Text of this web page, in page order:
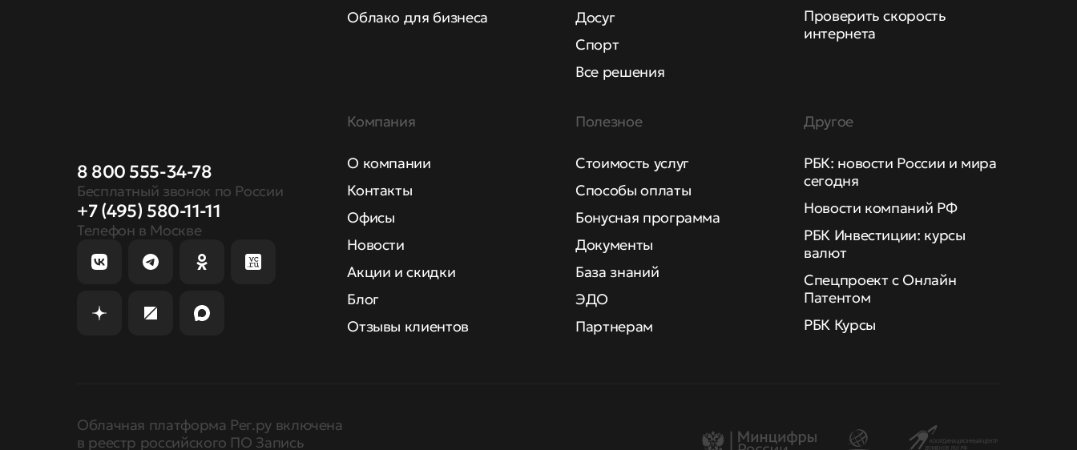
8 800 555-34-78
Бесплатный звонок по России
+7 (495) 580-11-11
Телефон в Москве
Облако для бизнеса
Досуг
Спорт
Все решения
Проверить скорость
интернета
Компания
О компании
Контакты
Офисы
Новости
Акции и скидки
Блог
Отзывы клиентов
Полезное
Стоимость услуг
Способы оплаты
Бонусная программа
Документы
База знаний
ЭДО
Партнерам
Другое
РБК: новости России и мира
сегодня
Новости компаний РФ
РБК Инвестиции: курсы
валют
Спецпроект с Онлайн
Патентом
РБК Курсы
Облачная платформа Рег.ру включена
в реестр российского ПО Запись